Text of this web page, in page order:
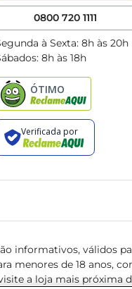
0800 720 1111
à Sexta: 8h às 20h
8h às 18h
informativos, válidos
menores de 18 anos,
a loja mais próxima